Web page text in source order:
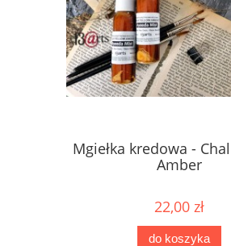
Mgiełka kredowa -
Amber
22,00 zł
do koszyka